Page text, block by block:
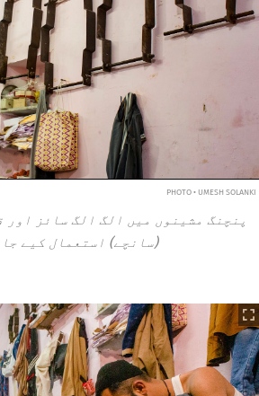
PHOTO • UMESH SOLANKI
پنچنگ مشینوں میں الگ الگ سائز اور
(سانچے) استعمال کیے